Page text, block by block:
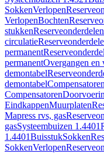
SokkenVerlopen
VerlopenBochten
stukken
circulatie
permanent
permanentOvergangen en
demontabel
demontabelCompensatoren
Compensatoren
EindkappenMuurplaten
Mapress rvs, gas
gasSysteembuizen 1.4401
1.4401BuisstukSokken
SokkenVerlopen